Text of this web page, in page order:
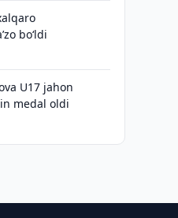
bo‘ldi
U17 jahon
medal oldi